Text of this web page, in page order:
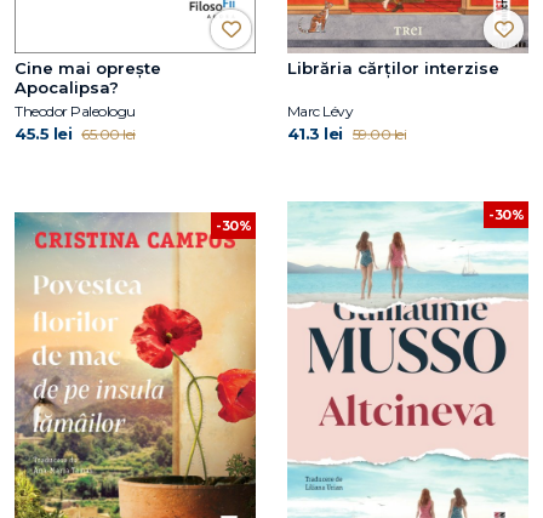
Cine mai oprește
Apocalipsa?
Theodor Paleologu
45.5 lei 65.00 lei
Librăria cărților interzise
Marc Lévy
41.3 lei 59.00 lei
-30%
-30%